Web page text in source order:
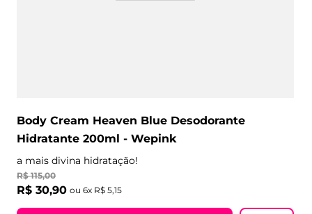
Body Cream Heaven Blue Desodorante
Hidratante 200ml - Wepink
a mais divina hidratação!
R$ 115,00
R$ 30,90 ou 6x R$ 5,15